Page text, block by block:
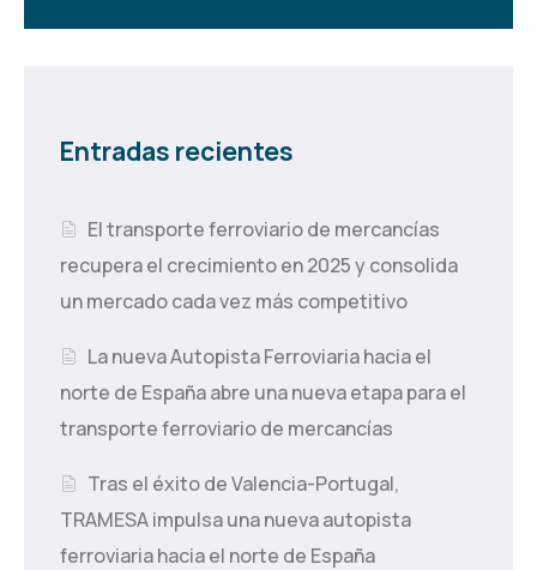
Entradas recientes
El transporte ferroviario de mercancías
recupera el crecimiento en 2025 y consolida
un mercado cada vez más competitivo
La nueva Autopista Ferroviaria hacia el
norte de España abre una nueva etapa para el
transporte ferroviario de mercancías
Tras el éxito de Valencia-Portugal,
TRAMESA impulsa una nueva autopista
ferroviaria hacia el norte de España